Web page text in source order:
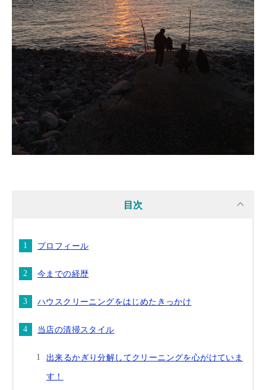
目次
プロフィール
今までの経歴
ハウスクリーニングをはじめたきっかけ
当店の清掃スタイル
出来るかぎり分解してクリーニングを心がけていま
す！